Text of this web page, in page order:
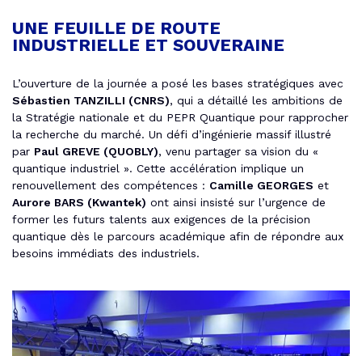
UNE FEUILLE DE ROUTE
INDUSTRIELLE ET SOUVERAINE
L’ouverture de la journée a posé les bases stratégiques avec
Sébastien TANZILLI (CNRS), qui a détaillé les ambitions de
la Stratégie nationale et du PEPR Quantique pour rapprocher
la recherche du marché. Un défi d’ingénierie massif illustré
par Paul GREVE (QUOBLY), venu partager sa vision du «
quantique industriel ». Cette accélération implique un
renouvellement des compétences : Camille GEORGES et
Aurore BARS (Kwantek) ont ainsi insisté sur l’urgence de
former les futurs talents aux exigences de la précision
quantique dès le parcours académique afin de répondre aux
besoins immédiats des industriels.